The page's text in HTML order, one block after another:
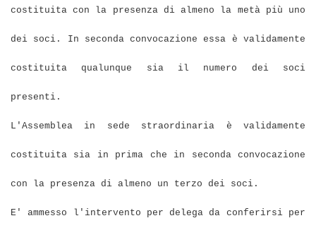
costituita con la presenza di almeno la metà più uno
dei soci. In seconda convocazione essa è validamente
costituita qualunque sia il numero dei soci
presenti.
L'Assemblea in sede straordinaria è validamente
costituita sia in prima che in seconda convocazione
con la presenza di almeno un terzo dei soci.
E' ammesso l'intervento per delega da conferirsi per